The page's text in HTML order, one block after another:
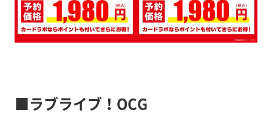
■ラブライブ！OCG